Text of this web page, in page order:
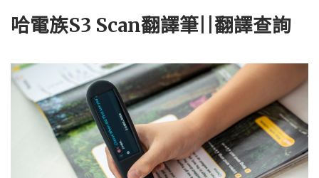
哈電族S3 Scan翻譯筆||翻譯查詢